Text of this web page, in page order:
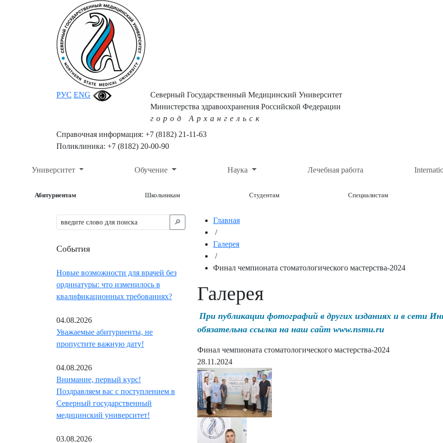
РУС ENG
Северный Государственный Медицинский Университет
Министерства здравоохранения Российской Федерации
город Архангельск
Справочная информация: +7 (8182) 21-11-63
Поликлиника: +7 (8182) 20-00-90
Университет Обучение Наука Лечебная работа
Абитуриентам Школьникам Студентам Специалистам
🔎︎
События
Новые возможности для врачей без
ординатуры: что изменилось в
квалификационных требованиях?
04.08.2026
Уважаемые абитуриенты, не
пропустите важную дату!
04.08.2026
Внимание, первый курс!
Поздравляем вас с поступлением в
Северный государственный
медицинский университет!
03.08.2026
Главная
/
Галерея
/
Финал чемпионата стоматологического мастерства-2024
Галерея
При публикации фотографий в других изданиях и в сети
обязательна ссылка на наш сайт www.nsmu.ru
Финал чемпионата стоматологического мастерства-2024
28.11.2024